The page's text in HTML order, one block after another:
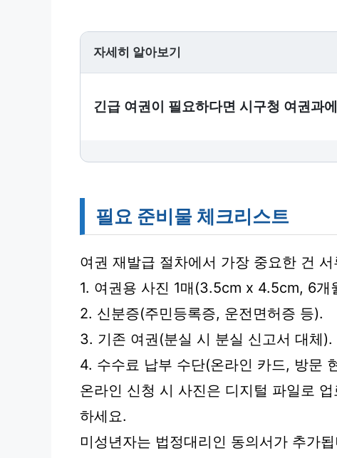
자세히 알아보기
긴급 여권이 필요하다면 시구청 여권과
필요 준비물 체크리스트
여권 재발급 절차에서 가장 중요한 건
1. 여권용 사진 1매(3.5cm x 4.5cm, 6
2. 신분증(주민등록증, 운전면허증 등).
3. 기존 여권(분실 시 분실 신고서 대체).
4. 수수료 납부 수단(온라인 카드, 방문
온라인 신청 시 사진은 디지털 파일로
하세요.
미성년자는 법정대리인 동의서가 추가